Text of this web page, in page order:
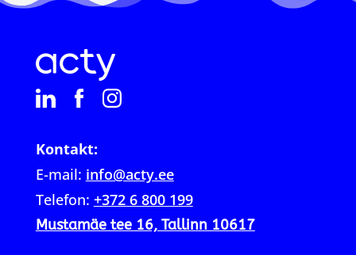
Kontakt:
E-mail: info@acty.ee
Telefon: +372 6 800 199
Mustamäe tee 16, Tallinn 10617